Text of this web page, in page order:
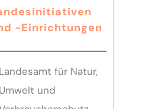
-Einrichtungen
Landesamt für Natur,
Umwelt und